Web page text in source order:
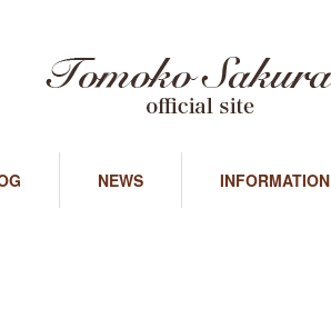
NEWS INFORMATION